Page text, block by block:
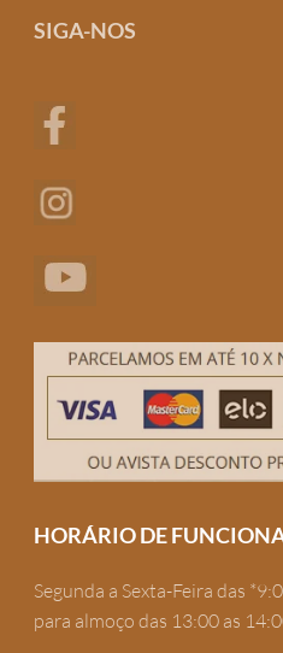
SIGA-NOS
HORÁRIO DE
Segunda a Sexta-Feira das
para almoço das 13:00 as